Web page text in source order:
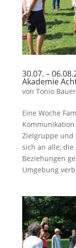
30.07. –
Akademie
von Tonio Bauer
Eine Woche
Kommunikation
Zielgruppe und
sich an alle,
Beziehungen
Umgebung